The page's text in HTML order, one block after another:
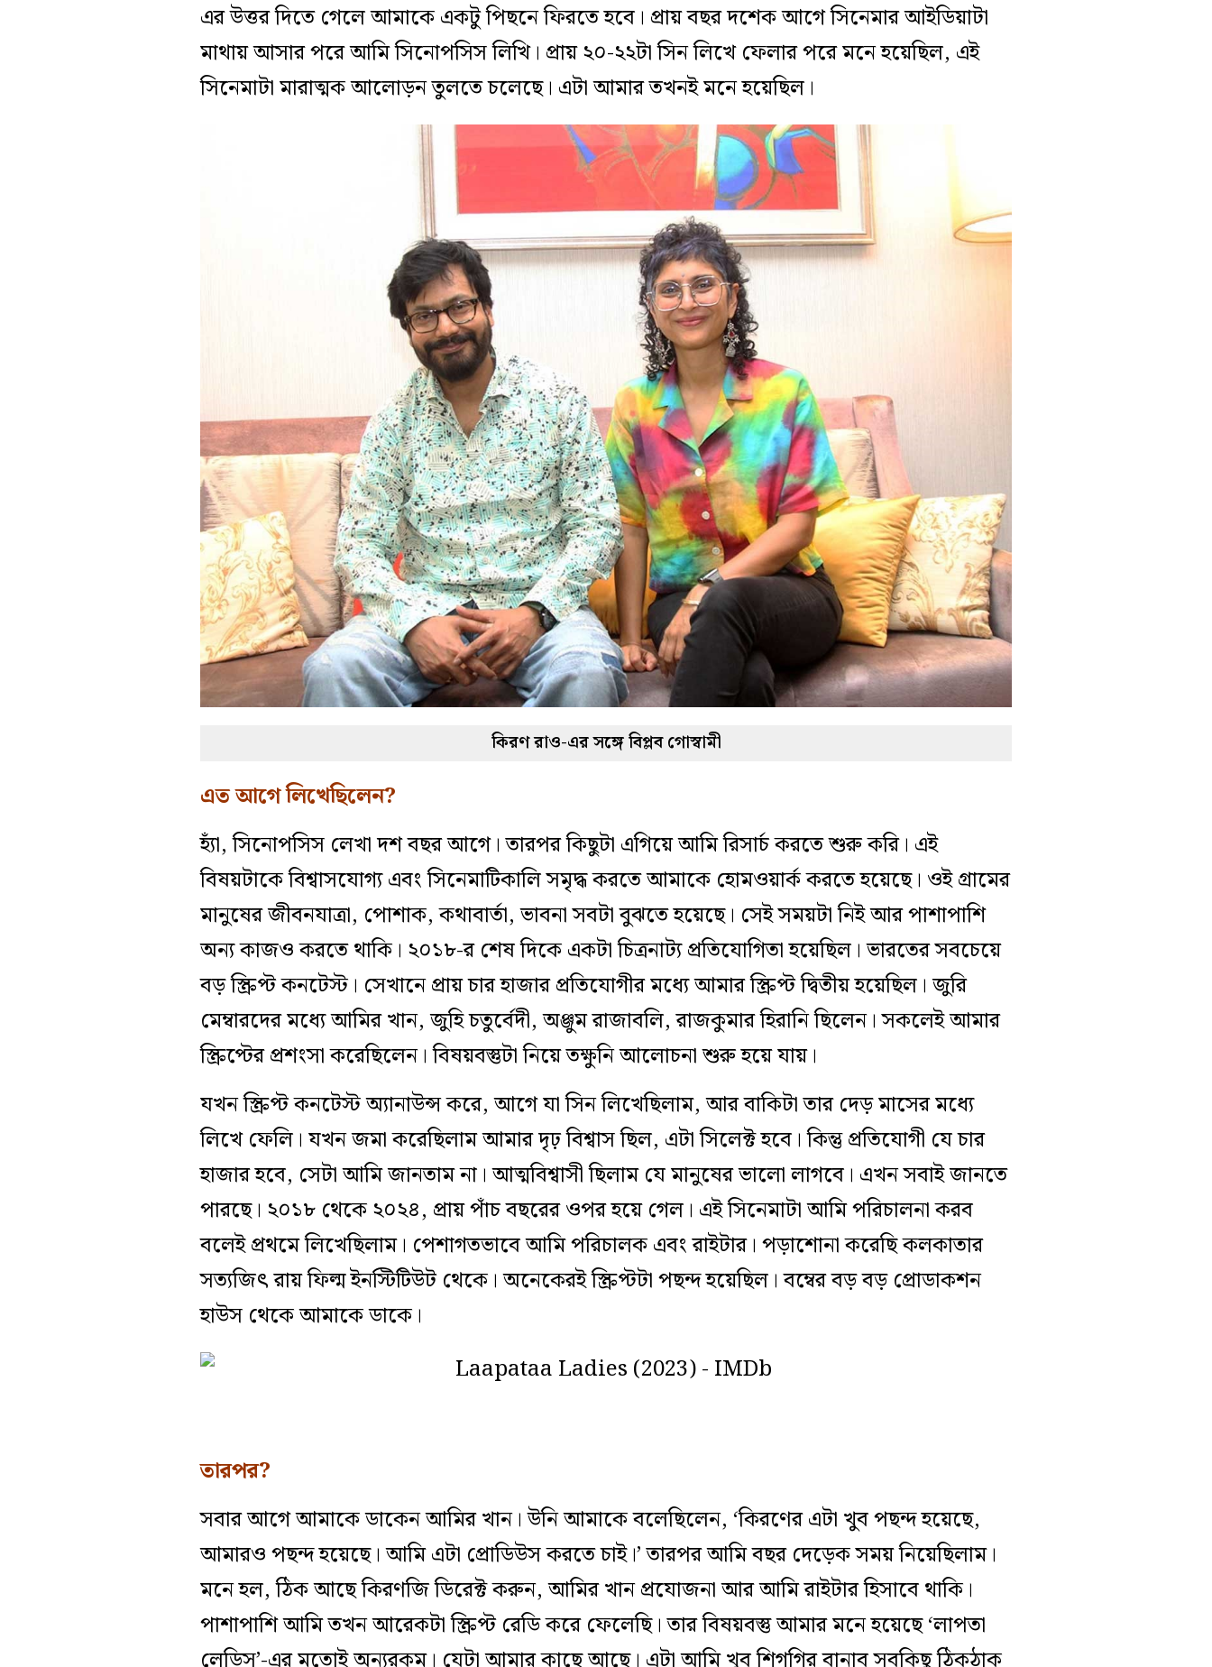
এর উত্তর দিতে গেলে আমাকে একটু পিছনে ফিরতে হবে। প্রায় বছর দশেক আগে সিনেমার আইডিয়াটা
মাথায় আসার পরে আমি সিনোপসিস লিখি। প্রায় ২০-২২টা সিন লিখে ফেলার পরে মনে হয়েছিল, এই
সিনেমাটা মারাত্মক আলোড়ন তুলতে চলেছে। এটা আমার তখনই মনে হয়েছিল।
কিরণ রাও-এর সঙ্গে বিপ্লব গোস্বামী
এত আগে লিখেছিলেন?
হ‌্যাঁ, সিনোপসিস লেখা দশ বছর আগে। তারপর কিছুটা এগিয়ে আমি রিসার্চ করতে শুরু করি। এই
বিষয়টাকে বিশ্বাসযোগ‌্য এবং সিনেমাটিকালি সমৃদ্ধ করতে আমাকে হোমওয়ার্ক করতে হয়েছে। ওই গ্রামের
মানুষের জীবনযাত্রা, পোশাক, কথাবার্তা, ভাবনা সবটা বুঝতে হয়েছে। সেই সময়টা নিই আর পাশাপাশি
অন‌্য কাজও করতে থাকি। ২০১৮-র শেষ দিকে একটা চিত্রনাট‌্য প্রতিযোগিতা হয়েছিল। ভারতের সবচেয়ে
বড় স্ক্রিপ্ট কনটেস্ট। সেখানে প্রায় চার হাজার প্রতিযোগীর মধ‌্যে আমার স্ক্রিপ্ট দ্বিতীয় হয়েছিল। জুরি
মেম্বারদের মধ‌্যে আমির খান, জুহি চতুর্বেদী, অঞ্জুম রাজাবলি, রাজকুমার হিরানি ছিলেন। সকলেই আমার
স্ক্রিপ্টের প্রশংসা করেছিলেন। বিষয়বস্তুটা নিয়ে তক্ষুনি আলোচনা শুরু হয়ে যায়।
যখন স্ক্রিপ্ট কনটেস্ট অ‌্যানাউন্স করে, আগে যা সিন লিখেছিলাম, আর বাকিটা তার দেড় মাসের মধ‌্যে
লিখে ফেলি। যখন জমা করেছিলাম আমার দৃঢ় বিশ্বাস ছিল, এটা সিলেক্ট হবে। কিন্তু প্রতিযোগী যে চার
হাজার হবে, সেটা আমি জানতাম না। আত্মবিশ্বাসী ছিলাম যে মানুষের ভালো লাগবে। এখন সবাই জানতে
পারছে। ২০১৮ থেকে ২০২৪, প্রায় পাঁচ বছরের ওপর হয়ে গেল। এই সিনেমাটা আমি পরিচালনা করব
বলেই প্রথমে লিখেছিলাম। পেশাগতভাবে আমি পরিচালক এবং রাইটার। পড়াশোনা করেছি কলকাতার
সত‌্যজিৎ রায় ফিল্ম ইনস্টিটিউট থেকে। অনেকেরই স্ক্রিপ্টটা পছন্দ হয়েছিল। বম্বের বড় বড় প্রোডাকশন
হাউস থেকে আমাকে ডাকে।
তারপর?
সবার আগে আমাকে ডাকেন আমির খান। উনি আমাকে বলেছিলেন, ‘কিরণের এটা খুব পছন্দ হয়েছে,
আমারও পছন্দ হয়েছে। আমি এটা প্রোডিউস করতে চাই।’ তারপর আমি বছর দেড়েক সময় নিয়েছিলাম।
মনে হল, ঠিক আছে কিরণজি ডিরেক্ট করুন, আমির খান প্রযোজনা আর আমি রাইটার হিসাবে থাকি।
পাশাপাশি আমি তখন আরেকটা স্ক্রিপ্ট রেডি করে ফেলেছি। তার বিষয়বস্তু আমার মনে হয়েছে ‘লাপতা